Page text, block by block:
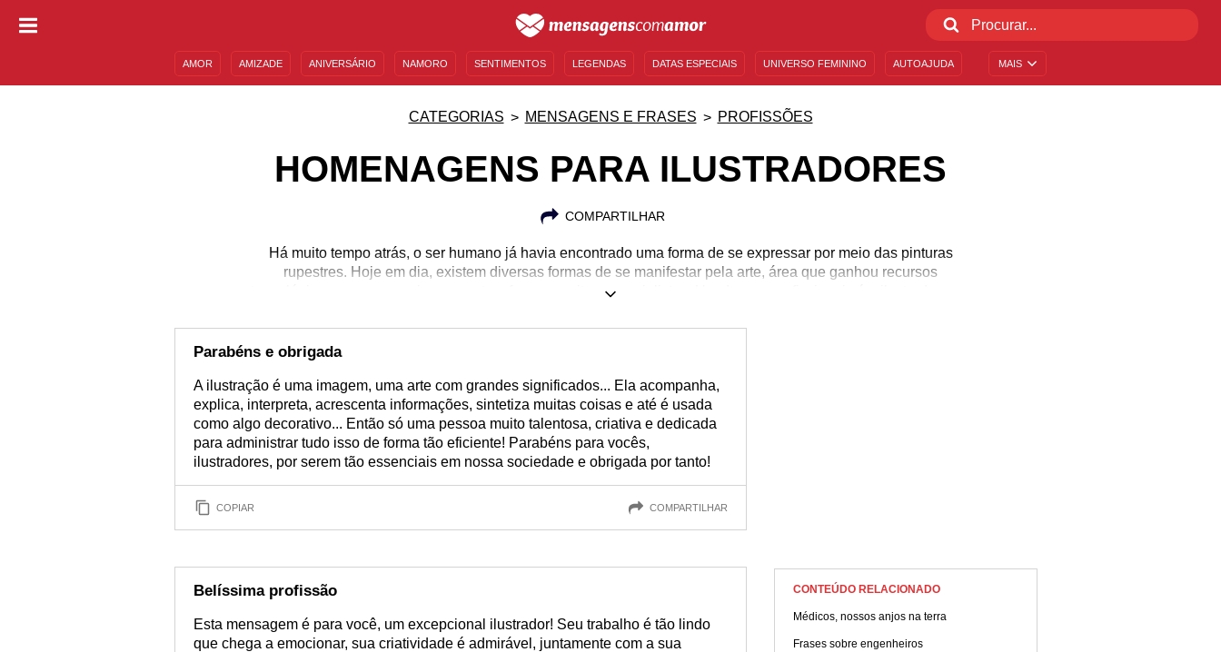
MAIS
AMOR AMIZADE ANIVERSÁRIO NAMORO SENTIMENTOS LEGENDAS DATAS ESPECIAIS UNIVERSO FEMININO AUTOAJUDA
CATEGORIAS MENSAGENS E FRASES PROFISSÕES
HOMENAGENS PARA ILUSTRADORES
COMPARTILHAR
Há muito tempo atrás, o ser humano já havia encontrado uma forma de se expressar por meio das pinturas
rupestres. Hoje em dia, existem diversas formas de se manifestar pela arte, área que ganhou recursos
tecnológicos para seu aprimoramento e formou muitos especialistas. Um desses profissionais é o ilustrador, que
projetos gráficos, agências de publicidade, editoras, entre outros. No Brasil, há grandes nomes da ilustração,
como: Gabriel Picolo, Klebs Júnior e Mayara Lista. Homenageie um ilustrador por seu impecável trabalho,
Parabéns e obrigada
A ilustração é uma imagem, uma arte com grandes significados... Ela acompanha,
explica, interpreta, acrescenta informações, sintetiza muitas coisas e até é usada
como algo decorativo... Então só uma pessoa muito talentosa, criativa e dedicada
para administrar tudo isso de forma tão eficiente! Parabéns para vocês,
ilustradores, por serem tão essenciais em nossa sociedade e obrigada por tanto!
COPIAR COMPARTILHAR
Belíssima profissão
Esta mensagem é para você, um excepcional ilustrador! Seu trabalho é tão lindo
que chega a emocionar, sua criatividade é admirável, juntamente com a sua
CONTEÚDO RELACIONADO
Médicos, nossos anjos na terra
Frases sobre engenheiros